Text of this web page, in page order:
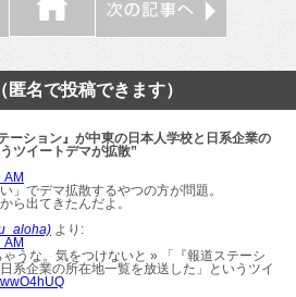
匿名で投稿できます）
ーション』が中東の日本人学校と日系企業の
ツイートデマが拡散”
AM
」でデマ拡散するやつの方が問題。
ら出てきたんだよ。
より:
AM
うな。気をつけないと » 「『報道ステーシ
系企業の所在地一覧を放送した」というツイ